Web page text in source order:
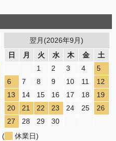
翌月(2026年9月)
日
月 火 水 木 金
土
1
2 3 4
5
6
7 8 9 10 11
12
13
14 15 16 17 18
19
20
21 22 23 24 25
26
27
28 29
30
(
休業日)